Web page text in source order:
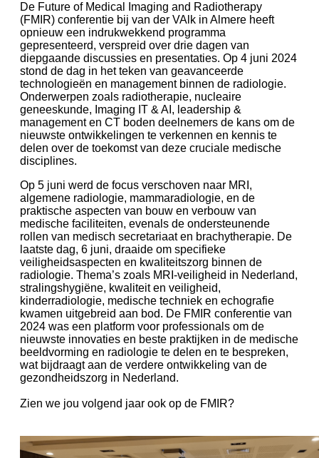
De Future of Medical Imaging and Radiotherapy
(FMIR) conferentie bij van der VAlk in Almere heeft
opnieuw een indrukwekkend programma
gepresenteerd, verspreid over drie dagen van
diepgaande discussies en presentaties. Op 4 juni 2024
stond de dag in het teken van geavanceerde
technologieën en management binnen de radiologie.
Onderwerpen zoals radiotherapie, nucleaire
geneeskunde, Imaging IT & AI, leadership &
management en CT boden deelnemers de kans om de
nieuwste ontwikkelingen te verkennen en kennis te
delen over de toekomst van deze cruciale medische
disciplines.
Op 5 juni werd de focus verschoven naar MRI,
algemene radiologie, mammaradiologie, en de
praktische aspecten van bouw en verbouw van
medische faciliteiten, evenals de ondersteunende
rollen van medisch secretariaat en brachytherapie. De
laatste dag, 6 juni, draaide om specifieke
veiligheidsaspecten en kwaliteitszorg binnen de
radiologie. Thema’s zoals MRI-veiligheid in Nederland,
stralingshygiëne, kwaliteit en veiligheid,
kinderradiologie, medische techniek en echografie
kwamen uitgebreid aan bod. De FMIR conferentie van
2024 was een platform voor professionals om de
nieuwste innovaties en beste praktijken in de medische
beeldvorming en radiologie te delen en te bespreken,
wat bijdraagt aan de verdere ontwikkeling van de
gezondheidszorg in Nederland.
Zien we jou volgend jaar ook op de FMIR?